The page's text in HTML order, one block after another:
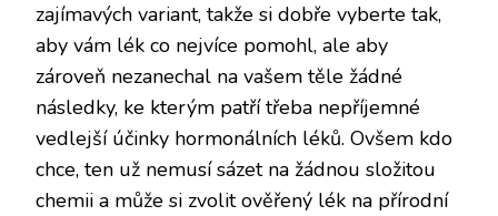
zajímavých variant, takže si dobře vyberte tak,
aby vám lék co nejvíce pomohl, ale aby
zároveň nezanechal na vašem těle žádné
následky, ke kterým patří třeba nepříjemné
vedlejší účinky hormonálních léků. Ovšem kdo
chce, ten už nemusí sázet na žádnou složitou
chemii a může si zvolit ověřený lék na přírodní